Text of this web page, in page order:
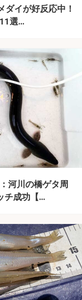
イが好反応中！
選…
河川の橋ゲタ周
チ成功【…